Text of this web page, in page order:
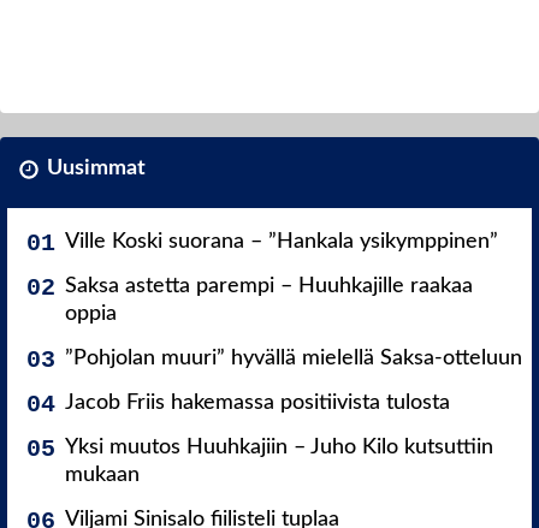
Uusimmat
Ville Koski suorana – ”Hankala ysikymppinen”
Saksa astetta parempi – Huuhkajille raakaa
oppia
”Pohjolan muuri” hyvällä mielellä Saksa-otteluun
Jacob Friis hakemassa positiivista tulosta
Yksi muutos Huuhkajiin – Juho Kilo kutsuttiin
mukaan
Viljami Sinisalo fiilisteli tuplaa